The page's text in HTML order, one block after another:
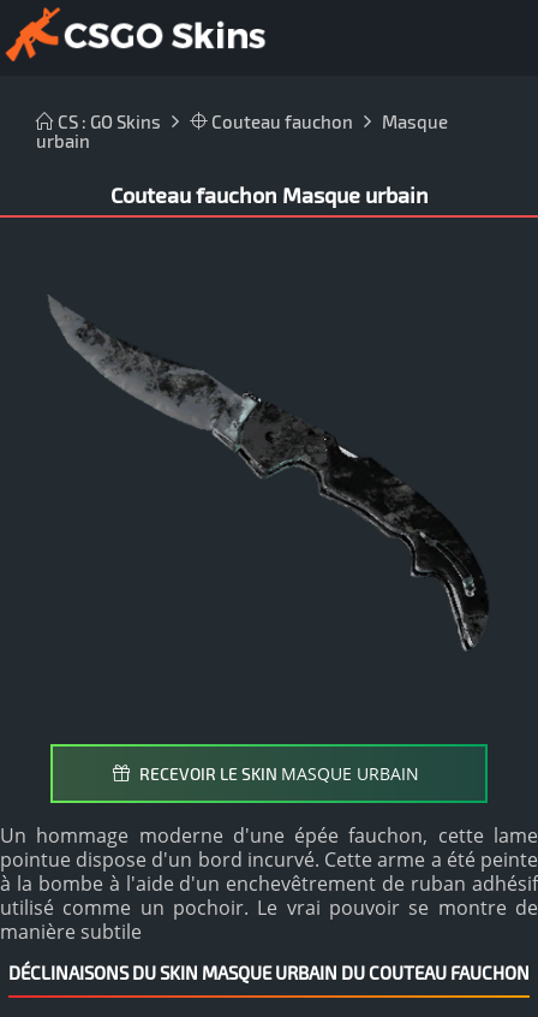
CS : GO Skins Couteau fauchon
Masque
urbain
Couteau fauchon Masque urbain
RECEVOIR LE SKIN MASQUE URBAIN
Un hommage moderne d'une épée fauchon, cette lame
pointue dispose d'un bord incurvé. Cette arme a été peinte
à la bombe à l'aide d'un enchevêtrement de ruban adhésif
utilisé comme un pochoir. Le vrai pouvoir se montre de
manière subtile
DÉCLINAISONS DU SKIN MASQUE URBAIN DU COUTEAU FAUCHON